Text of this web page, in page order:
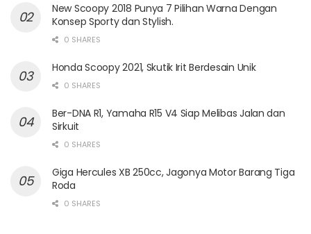
New Scoopy 2018 Punya 7 Pilihan Warna Dengan
Konsep Sporty dan Stylish.
0 SHARES
Honda Scoopy 2021, Skutik Irit Berdesain Unik
0 SHARES
Ber-DNA R1, Yamaha R15 V4 Siap Melibas Jalan dan
Sirkuit
0 SHARES
Giga Hercules XB 250cc, Jagonya Motor Barang Tiga
Roda
0 SHARES